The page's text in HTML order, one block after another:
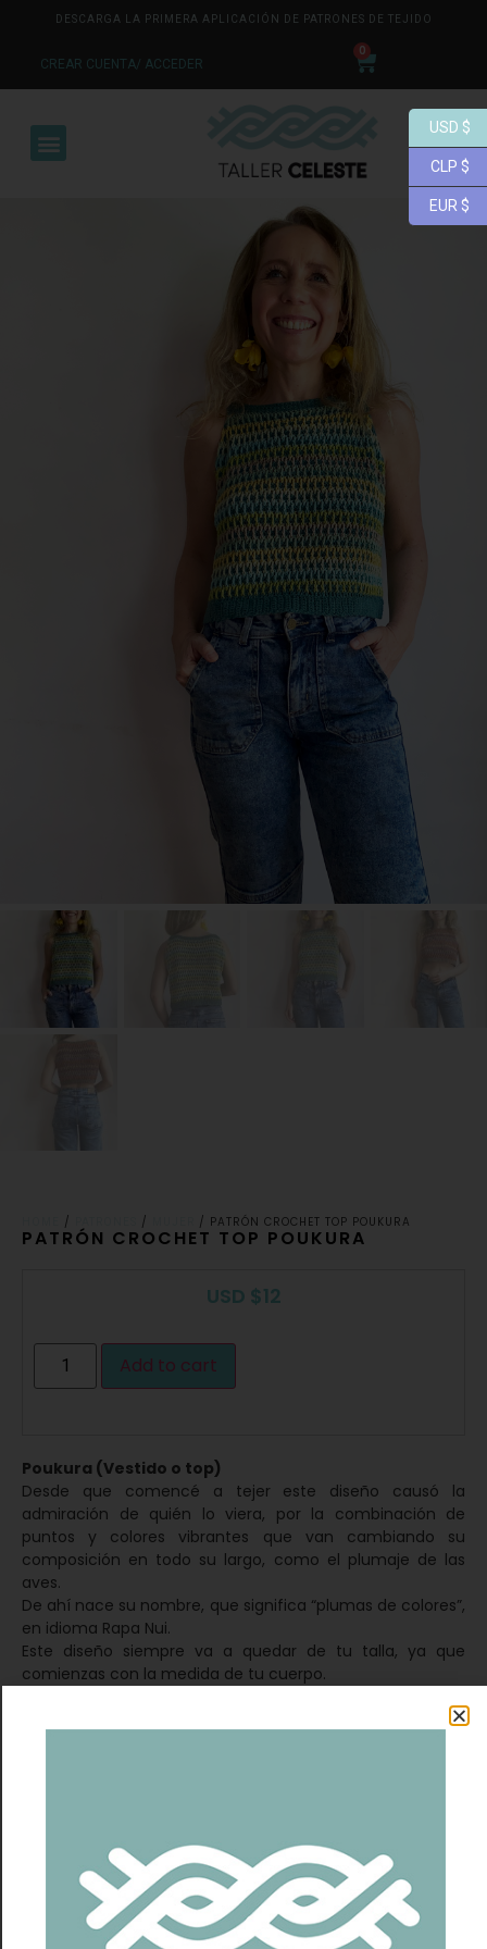
DESCARGA LA PRIMERA APLICACIÓN DE PATRONES DE TEJIDO
CREAR CUENTA/ ACCEDER
0
/ / / PATRÓN CROCHET TOP POUKURA
PATRÓN CROCHET TOP POUKURA
USD $12
Add to cart
Poukura (Vestido o top)
Desde que comencé a tejer este diseño causó la
admiración de quién lo viera, por la combinación de
puntos y colores vibrantes que van cambiando su
composición en todo su largo, como el plumaje de las
aves.
De ahí nace su nombre, que significa “plumas de colores”,
en idioma Rapa Nui.
Este diseño siempre va a quedar de tu talla, ya que
comienzas con la medida de tu cuerpo.
Es un diseño super versátil que podrás tejer en muchos
colores y en cualquier largo que decidas, también se
puede tejer como top.
Se puede tejer con cualquier hilado fresco y delgado.
USD $
CLP $
EUR $